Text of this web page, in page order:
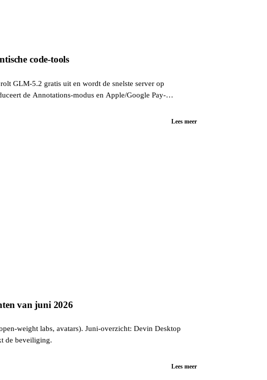
code-tools
GLM-5.2 gratis uit en wordt de snelste server op
de Annotations-modus en Apple/Google Pay-
Lees meer
van juni 2026
weight labs, avatars). Juni-overzicht: Devin Desktop
de beveiliging.
Lees meer